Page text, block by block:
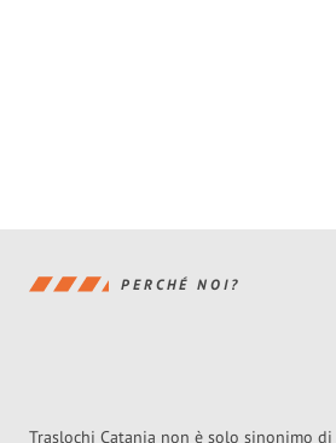
PERCHÉ NOI?
Traslochi Catania non è solo sinonimo di